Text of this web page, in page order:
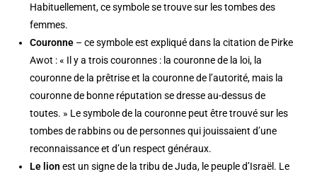
Habituellement, ce symbole se trouve sur les tombes des
femmes.
Couronne – ce symbole est expliqué dans la citation de Pirke
Awot : « Il y a trois couronnes : la couronne de la loi, la
couronne de la prêtrise et la couronne de l’autorité, mais la
couronne de bonne réputation se dresse au-dessus de
toutes. » Le symbole de la couronne peut être trouvé sur les
tombes de rabbins ou de personnes qui jouissaient d’une
reconnaissance et d’un respect généraux.
Le lion est un signe de la tribu de Juda, le peuple d’Israël. Le